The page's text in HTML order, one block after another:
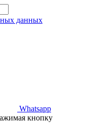
данных
Whatsapp
кнопку